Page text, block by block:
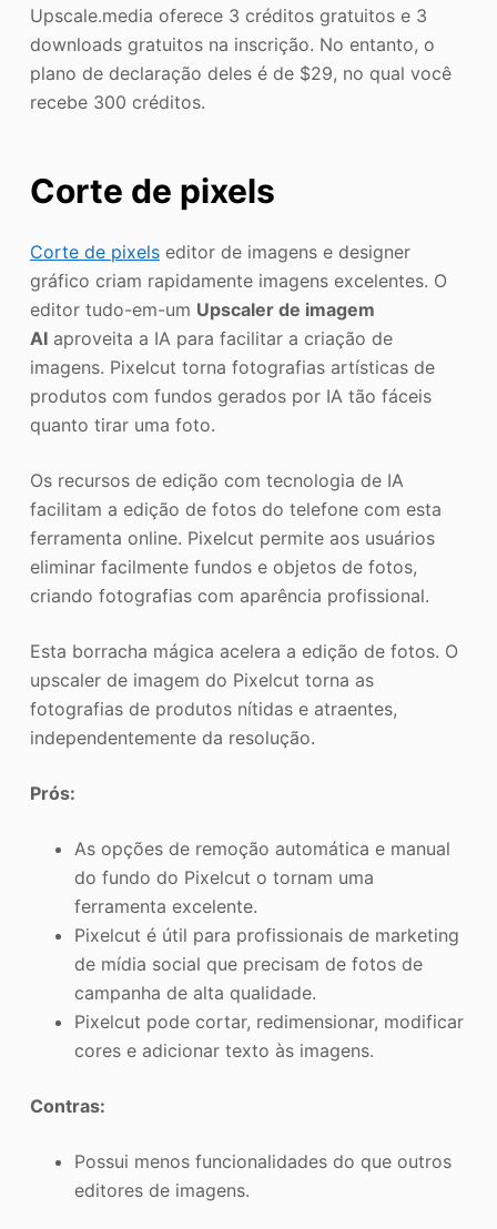
Upscale.media oferece 3 créditos gratuitos e 3
downloads gratuitos na inscrição. No entanto, o
plano de declaração deles é de $29, no qual você
recebe 300 créditos.
Corte de pixels
Corte de pixelseditor de imagens e designer
gráfico criam rapidamente imagens excelentes. O
editor tudo-em-um Upscaler de imagem
AIaproveita a IA para facilitar a criação de
imagens. Pixelcut torna fotografias artísticas de
produtos com fundos gerados por IA tão fáceis
quanto tirar uma foto.
Os recursos de edição com tecnologia de IA
facilitam a edição de fotos do telefone com esta
ferramenta online. Pixelcut permite aos usuários
eliminar facilmente fundos e objetos de fotos,
criando fotografias com aparência profissional.
Esta borracha mágica acelera a edição de fotos. O
upscaler de imagem do Pixelcut torna as
fotografias de produtos nítidas e atraentes,
independentemente da resolução.
Prós:
As opções de remoção automática e manual
do fundo do Pixelcut o tornam uma
ferramenta excelente.
Pixelcut é útil para profissionais de marketing
de mídia social que precisam de fotos de
campanha de alta qualidade.
Pixelcut pode cortar, redimensionar, modificar
cores e adicionar texto às imagens.
Contras:
Possui menos funcionalidades do que outros
editores de imagens.